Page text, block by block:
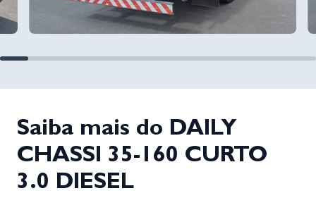
Saiba mais do DAILY
CHASSI 35-160 CURTO
3.0 DIESEL